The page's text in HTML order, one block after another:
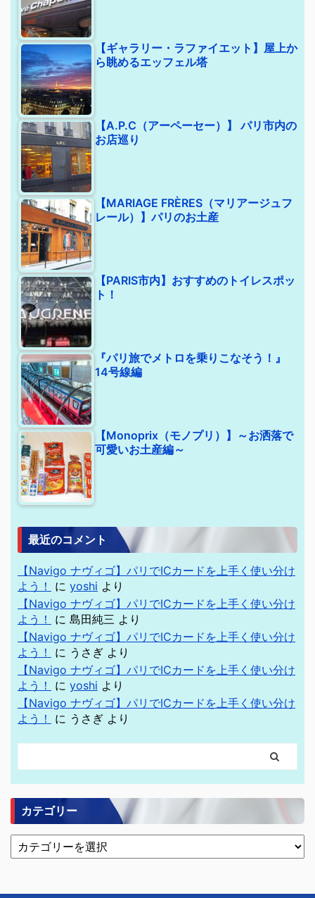
【ギャラリー・ラファイエット】屋上か
ら眺めるエッフェル塔
【A.P.C（アーペーセー）】 パリ市内の
お店巡り
【MARIAGE FRÈRES（マリアージュフ
レール）】パリのお土産
【PARIS市内】おすすめのトイレスポッ
ト！
『パリ旅でメトロを乗りこなそう！』
14号線編
【Monoprix（モノプリ）】～お洒落で
可愛いお土産編～
最近のコメント
【Navigo ナヴィゴ】パリでICカードを上手く使い分け
よう！
に yoshi より
【Navigo ナヴィゴ】パリでICカードを上手く使い分け
よう！
に 島田純三 より
【Navigo ナヴィゴ】パリでICカードを上手く使い分け
よう！
に うさぎ より
【Navigo ナヴィゴ】パリでICカードを上手く使い分け
よう！
に yoshi より
【Navigo ナヴィゴ】パリでICカードを上手く使い分け
よう！
に うさぎ より
カテゴリー